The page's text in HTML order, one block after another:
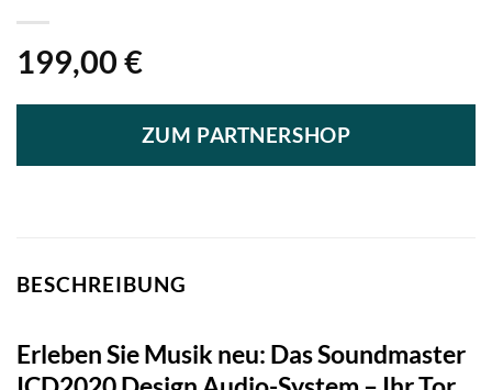
199,00 €
ZUM PARTNERSHOP
BESCHREIBUNG
Erleben Sie Musik neu: Das Soundmaster